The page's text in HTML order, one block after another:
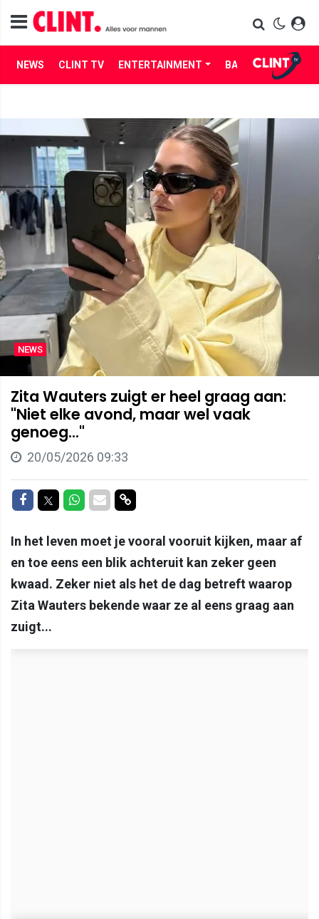
NEWS CLINT TV ENTERTAINMENT BABES LIFE
NEWS
Zita Wauters zuigt er heel graag aan:
"Niet elke avond, maar wel vaak
genoeg..."
20/05/2026 09:33
Delen op Facebook
Delen op Twitter
Delen op Whatsapp
Delen via Mail
Delen via link
In het leven moet je vooral vooruit kijken, maar af
en toe eens een blik achteruit kan zeker geen
kwaad. Zeker niet als het de dag betreft waarop
Zita Wauters bekende waar ze al eens graag aan
zuigt...